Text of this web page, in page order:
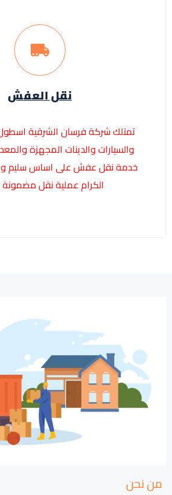
نقل العفش
تمتلك شركة فرسان الشرقية
والسيارات والدينات المجهزة
خدمة نقل عفش على اساس سليم
الكرام عملية نقل
من نحن